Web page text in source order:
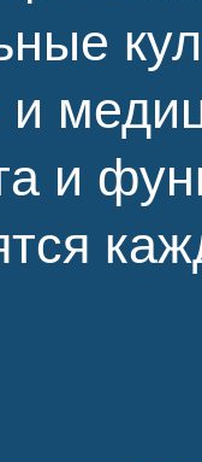
и
и